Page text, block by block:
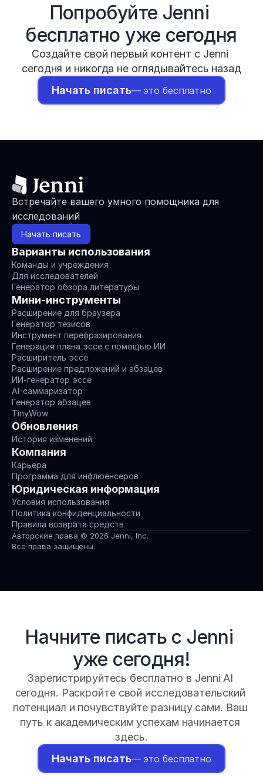
Начните писать с Jenni
уже сегодня!
Зарегистрируйтесь бесплатно в Jenni AI
сегодня. Раскройте свой исследовательский
потенциал и почувствуйте разницу сами. Ваш
путь к академическим успехам начинается
здесь.
Начать писать— это бесплатно
Встречайте вашего умного помощника для
исследований
Начать писать
Варианты использования
Команды и учреждения
Для исследователей
Генератор обзора литературы
Мини-инструменты
Расширение для браузера
Генератор тезисов
Инструмент перефразирования
Генерация плана эссе с помощью ИИ
Расширитель эссе
Расширение предложений и абзацев
ИИ-генератор эссе
AI-саммаризатор
Генератор абзацев
TinyWow
Обновления
История изменений
Компания
Карьера
Программа для инфлюенсеров
Юридическая информация
Условия использования
Политика конфиденциальности
Правила возврата средств
Авторские права © 2026 Jenni, Inc.
Все права защищены.
Попробуйте Jenni
бесплатно уже сегодня
Создайте свой первый контент с Jenni
сегодня и никогда не оглядывайтесь назад
Начать писать— это бесплатно